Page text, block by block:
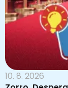
10. 8. 2026